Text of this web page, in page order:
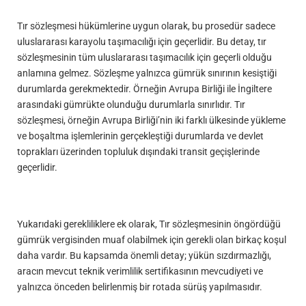
Tır sözleşmesi hükümlerine uygun olarak, bu prosedür sadece
uluslararası karayolu taşımacılığı için geçerlidir. Bu detay, tır
sözleşmesinin tüm uluslararası taşımacılık için geçerli olduğu
anlamına gelmez. Sözleşme yalnızca gümrük sınırının kesiştiği
durumlarda gerekmektedir. Örneğin Avrupa Birliği ile İngiltere
arasındaki gümrükte olunduğu durumlarla sınırlıdır. Tır
sözleşmesi, örneğin Avrupa Birliği’nin iki farklı ülkesinde yükleme
ve boşaltma işlemlerinin gerçekleştiği durumlarda ve devlet
toprakları üzerinden topluluk dışındaki transit geçişlerinde
geçerlidir.
Yukarıdaki gerekliliklere ek olarak, Tır sözleşmesinin öngördüğü
gümrük vergisinden muaf olabilmek için gerekli olan birkaç koşul
daha vardır. Bu kapsamda önemli detay; yükün sızdırmazlığı,
aracın mevcut teknik verimlilik sertifikasının mevcudiyeti ve
yalnızca önceden belirlenmiş bir rotada sürüş yapılmasıdır.